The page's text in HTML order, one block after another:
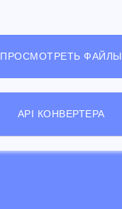
ПРОСМОТРЕТЬ ФАЙЛЫ
API КОНВЕРТЕРА